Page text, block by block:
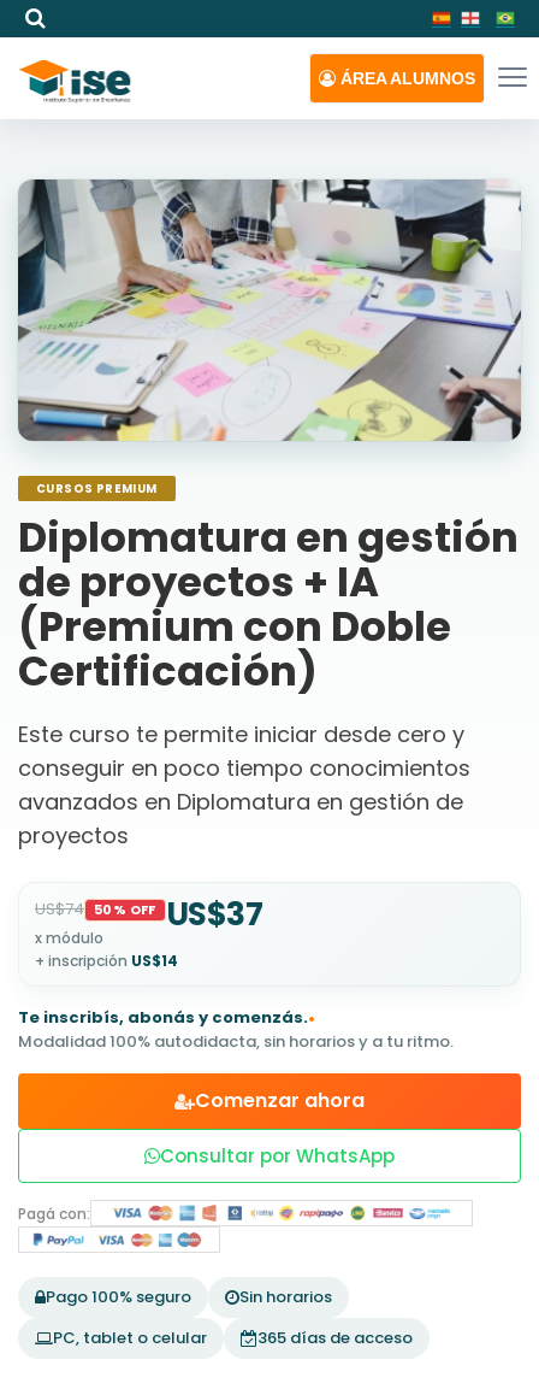
ÁREAALUMNOS
CURSOS PREMIUM
Diplomatura en gestión
de proyectos + IA
(Premium con Doble
Certificación)
Este curso te permite iniciar desde cero y
conseguir en poco tiempo conocimientos
avanzados en Diplomatura en gestión de
proyectos
US$74 50% OFF US$37
x módulo
+ inscripción US$14
Te inscribís, abonás y comenzás.•
Modalidad 100% autodidacta, sin horarios y a tu ritmo.
Comenzar ahora
Consultar por WhatsApp
Pagá con:
Pago 100% seguro
Sin horarios
PC, tablet o celular
365 días de acceso